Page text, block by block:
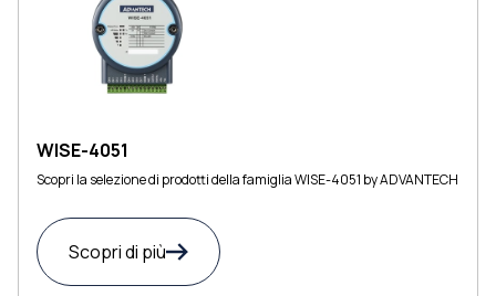
WISE-4051
Scopri la selezione di prodotti della famiglia WISE-4051 by ADVANTECH
Scopri di più